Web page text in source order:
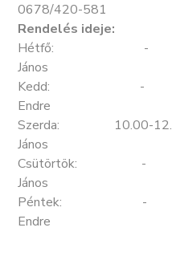
0678/420-581
Rendelés ideje:
Hétfő: - 12.00-
János
Kedd: - 12.00-
Endre
Szerda: 10.00-
János
Csütörtök: -
János
Péntek: -
Endre